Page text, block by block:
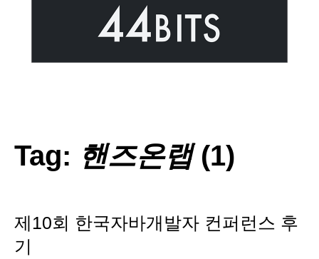
Tag: 핸즈온랩(1)
제10회 한국자바개발자 컨퍼런스 후
기